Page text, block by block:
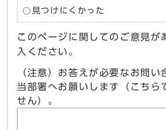
見つけにくかった
このページに関してのご意見が
入ください。
（注意）お答えが必要なお問い
当部署へお願いします（こちら
せん）。